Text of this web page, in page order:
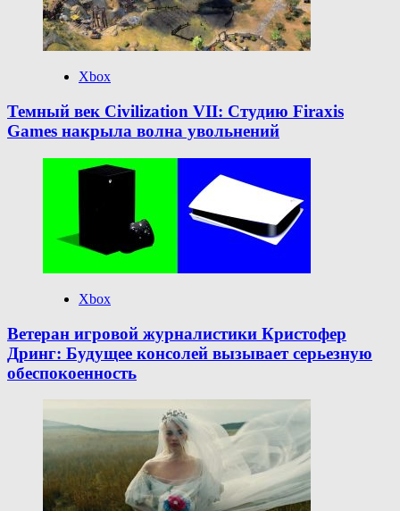
Xbox
Темный век Civilization VII: Студию Firaxis
Games накрыла волна увольнений
Xbox
Ветеран игровой журналистики Кристофер
Дринг: Будущее консолей вызывает серьезную
обеспокоенность